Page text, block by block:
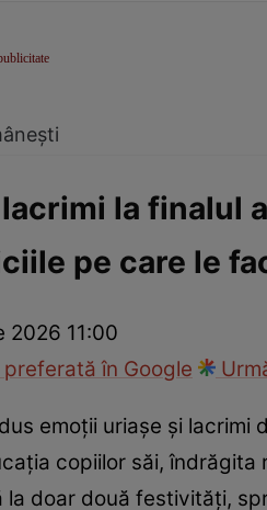
la finalul
pe care le
2026 11:00
în Google
emoții uriașe și
copiilor săi,
la doar două festivități,